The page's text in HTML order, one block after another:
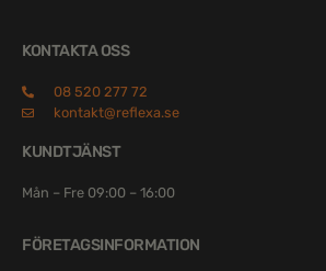
KONTAKTA OSS
08 520 277 72
kontakt@reflexa.se
KUNDTJÄNST
Mån – Fre 09:00 – 16:00
FÖRETAGSINFORMATION